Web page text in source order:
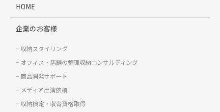
HOME
企業のお客様
収納スタイリング
オフィス・店舗の整理収納コンサルティング
商品開発サポート
メディア出演依頼
収納検定・収育資格取得